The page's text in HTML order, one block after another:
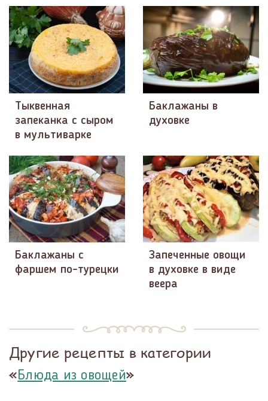
Тыквенная
запеканка с сыром
в мультиварке
Баклажаны в
духовке
Баклажаны с
фаршем по-турецки
Запеченные овощи
в духовке в виде
веера
Другие рецепты в категории
«Блюда из овощей»